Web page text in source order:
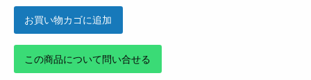
個
お買い物カゴに追加
この商品について問い合せる